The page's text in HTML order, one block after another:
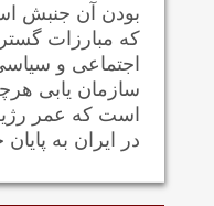
بودن آن جنبش
که مبارزات
اجتماعی و
سازمان یابی
است که عمر
در ایران به